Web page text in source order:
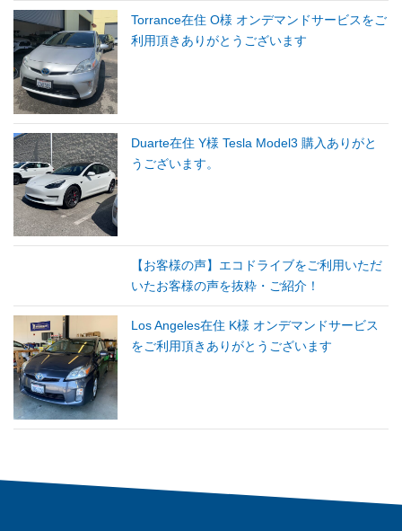
Torrance在住 O様 オンデマンドサービスをご
利用頂きありがとうございます
Duarte在住 Y様 Tesla Model3 購入ありがと
うございます。
【お客様の声】エコドライブをご利用いただ
いたお客様の声を抜粋・ご紹介！
Los Angeles在住 K様 オンデマンドサービス
をご利用頂きありがとうございます